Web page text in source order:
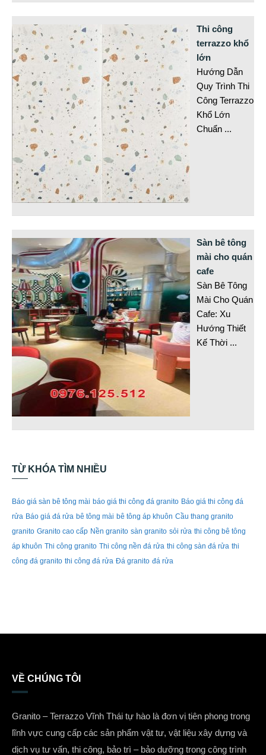
Thi công
terrazzo khổ
lớn
Hướng Dẫn
Quy Trình Thi
Công Terrazzo
Khổ Lớn
Chuẩn ...
Sàn bê tông
mài cho quán
cafe
Sàn Bê Tông
Mài Cho Quán
Cafe: Xu
Hướng Thiết
Kế Thời ...
TỪ KHÓA TÌM NHIỀU
Báo giá sàn bê tông mài báo giá thi công đá granito Báo giá thi công đá
rửa Báo giá đá rửa bê tông mài bê tông áp khuôn Cầu thang granito
granito Granito cao cấp Nền granito sàn granito sỏi rửa thi công bê tông
áp khuôn Thi công granito Thi công nền đá rửa thi công sàn đá rửa thi
công đá granito thi công đá rửa Đá granito đá rửa
VỀ CHÚNG TÔI
Granito – Terrazzo Vĩnh Thái tự hào là đơn vị tiên phong trong
lĩnh vực cung cấp các sản phẩm vật tư, vật liệu xây dựng và
dịch vụ tư vấn, thi công, bảo trì – bảo dưỡng trong công trình